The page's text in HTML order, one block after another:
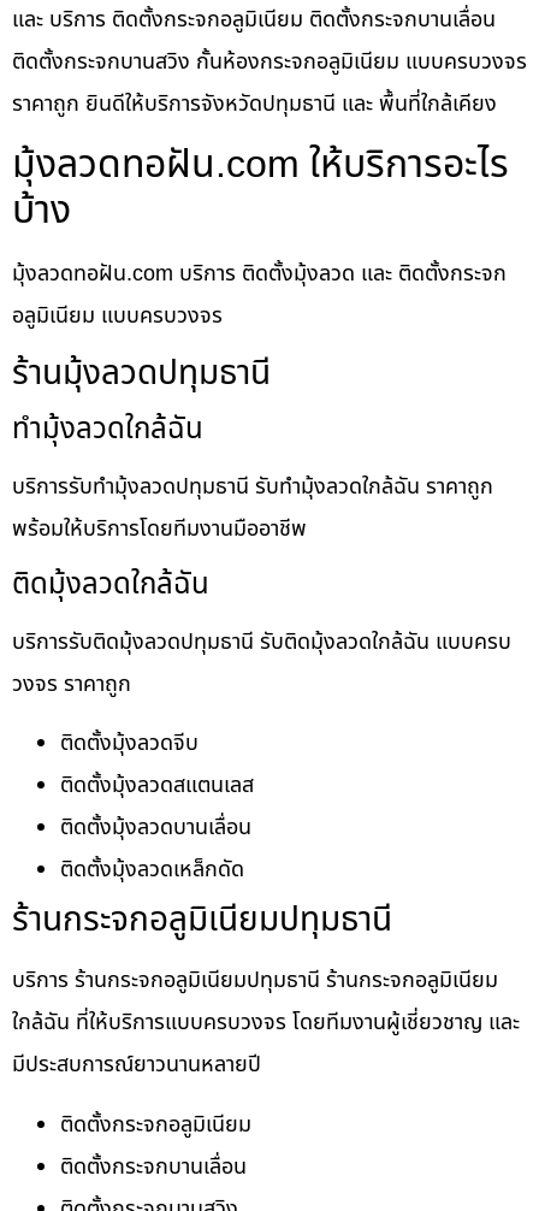
และ บริการ ติดตั้งกระจกอลูมิเนียม ติดตั้งกระจกบานเลื่อน
ติดตั้งกระจกบานสวิง กั้นห้องกระจกอลูมิเนียม แบบครบวงจร
ราคาถูก ยินดีให้บริการจังหวัดปทุมธานี และ พื้นที่ใกล้เคียง
มุ้งลวดทอฝัน.com ให้บริการอะไร
บ้าง
มุ้งลวดทอฝัน.com บริการ ติดตั้งมุ้งลวด และ ติดตั้งกระจก
อลูมิเนียม แบบครบวงจร
ร้านมุ้งลวดปทุมธานี
ทำมุ้งลวดใกล้ฉัน
บริการรับทำมุ้งลวดปทุมธานี รับทำมุ้งลวดใกล้ฉัน ราคาถูก
พร้อมให้บริการโดยทีมงานมืออาชีพ
ติดมุ้งลวดใกล้ฉัน
บริการรับติดมุ้งลวดปทุมธานี รับติดมุ้งลวดใกล้ฉัน แบบครบ
วงจร ราคาถูก
ติดตั้งมุ้งลวดจีบ
ติดตั้งมุ้งลวดสแตนเลส
ติดตั้งมุ้งลวดบานเลื่อน
ติดตั้งมุ้งลวดเหล็กดัด
ร้านกระจกอลูมิเนียมปทุมธานี
บริการ ร้านกระจกอลูมิเนียมปทุมธานี ร้านกระจกอลูมิเนียม
ใกล้ฉัน ที่ให้บริการแบบครบวงจร โดยทีมงานผู้เชี่ยวชาญ และ
มีประสบการณ์ยาวนานหลายปี
ติดตั้งกระจกอลูมิเนียม
ติดตั้งกระจกบานเลื่อน